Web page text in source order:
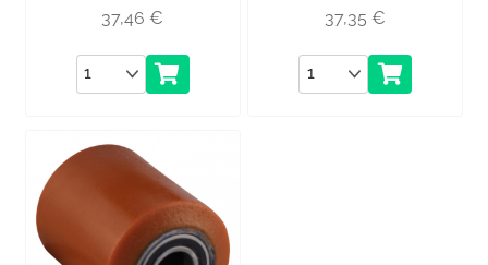
37,46€
Anzahl
37,35€
Anzahl